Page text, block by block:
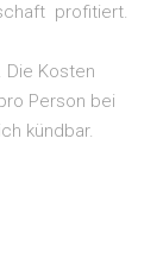
profitiert.
Die Kosten
Person bei
kündbar.